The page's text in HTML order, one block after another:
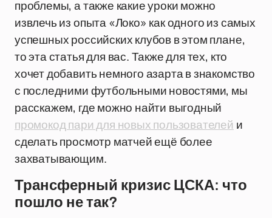
проблемы, а также какие уроки можно
извлечь из опыта «Локо» как одного из самых
успешных российских клубов в этом плане,
то эта статья для вас. Также для тех, кто
хочет добавить немного азарта в знакомство
с последними футбольными новостями, мы
расскажем, где можно найти выгодный
промокод пари для новых пользователей и
сделать просмотр матчей ещё более
захватывающим.
Трансферный кризис ЦСКА: что
пошло не так?